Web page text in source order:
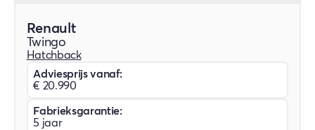
Renault
Twingo
Hatchback
Adviesprijs vanaf:
€ 20.990
Fabrieksgarantie:
5 jaar